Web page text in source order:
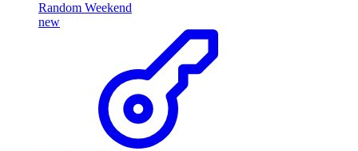
Random Weekend
new